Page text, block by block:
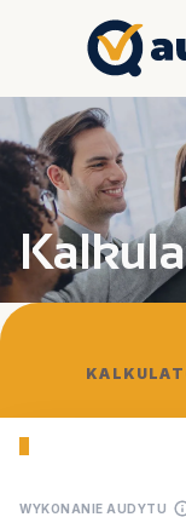
WYKONANIE AUDYTU